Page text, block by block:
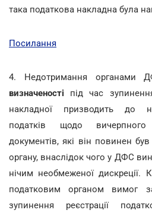
така податкова накладна була
Посилання
4. Недотримання органами
визначеності під час
накладної призводить до
податків щодо вичерпного
документів, які він повинен
органу, внаслідок чого у ДФС
нічим необмеженої дискреції.
податковим органом вимог
зупинення реєстрації